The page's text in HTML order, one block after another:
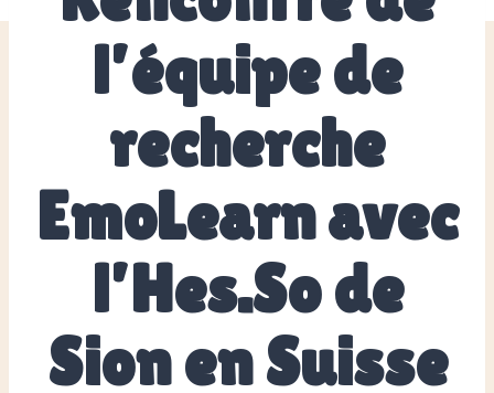
l’équipe de
recherche
EmoLearn avec
l’Hes.So de
Sion en Suisse